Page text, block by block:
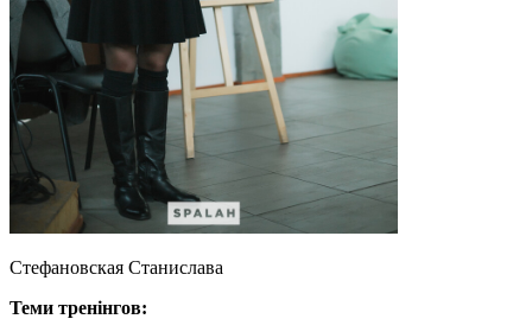
Стефановская Станислава
Теми тренінгов: